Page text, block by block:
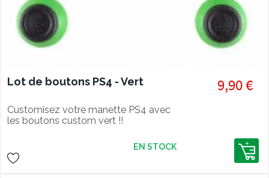
Lot de boutons PS4 - Vert
Customisez votre manette PS4 avec
les boutons custom vert !!
9,90 €
EN STOCK